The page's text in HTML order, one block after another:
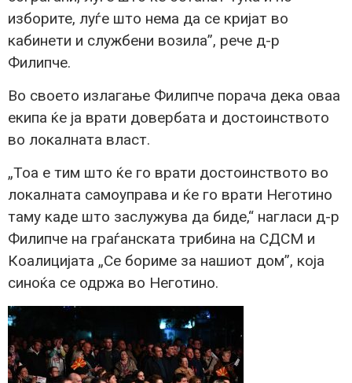
изборите, луѓе што нема да се кријат во
кабинети и службени возила”, рече д-р
Филипче.
Во своето излагање Филипче порача дека оваа
екипа ќе ја врати довербата и достоинството
во локалната власт.
„Тоа е тим што ќе го врати достоинството во
локалната самоуправа и ќе го врати Неготино
таму каде што заслужува да биде,“ нагласи д-р
Филипче на граѓанската трибина на СДСМ и
Коалицијата „Се бориме за нашиот дом”, која
синоќа се одржа во Неготино.